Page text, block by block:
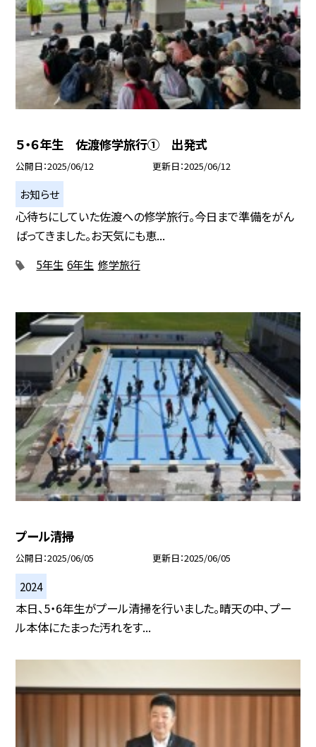
５・６年生 佐渡修学旅行① 出発式
公開日 2025/06/12 更新日 2025/06/12
お知らせ
心待ちにしていた佐渡への修学旅行。今日まで準備をがん
ばってきました。お天気にも恵...
5年生 6年生 修学旅行
プール清掃
公開日 2025/06/05 更新日 2025/06/05
2024
本日、5・6年生がプール清掃を行いました。晴天の中、プー
ル本体にたまった汚れをす...